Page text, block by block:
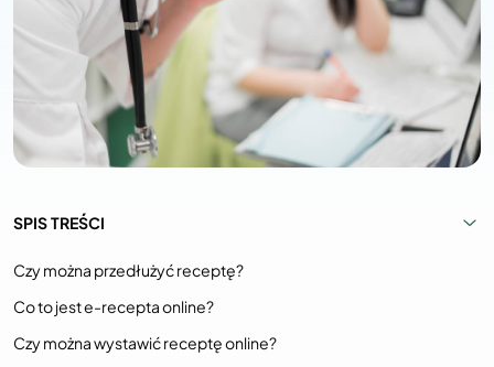
SPIS TREŚCI
Czy można przedłużyć receptę?
Co to jest e-recepta online?
Czy można wystawić receptę online?